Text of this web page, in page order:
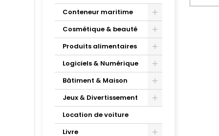
Conteneur maritime
Cosmétique & beauté
Produits alimentaires
Logiciels & Numérique
Bâtiment & Maison
Jeux & Divertissement
Location de voiture
Livre